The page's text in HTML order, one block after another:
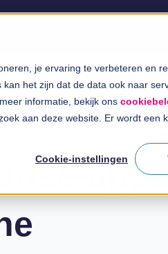
je ervaring te verbeteren en
het zijn dat de data ook naar
informatie, bekijk ons
aan deze website. Er wordt een
Cookie-instellingen